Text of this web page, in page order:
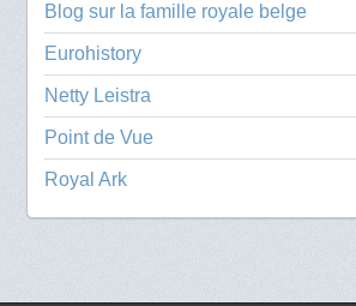
Blog sur la famille royale belge
Eurohistory
Netty Leistra
Point de Vue
Royal Ark